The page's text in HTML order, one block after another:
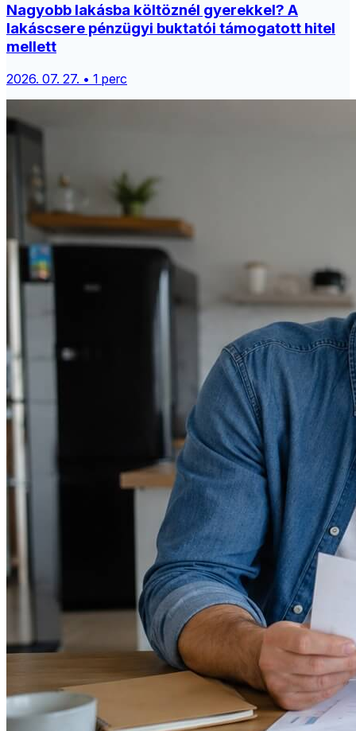
Nagyobb lakásba költöznél gyerekkel? A
lakáscsere pénzügyi buktatói támogatott hitel
mellett
2026. 07. 27. • 1 perc